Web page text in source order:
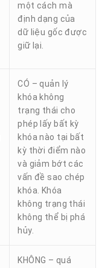
một cách mà
định dạng của
dữ liệu gốc được
giữ lại.
CÓ – quản lý
khóa không
trạng thái cho
phép lấy bất kỳ
khóa nào tại bất
kỳ thời điểm nào
và giảm bớt các
vấn đề sao chép
khóa. Khóa
không trạng thái
không thể bị phá
hủy.
KHÔNG – quá